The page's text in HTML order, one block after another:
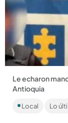
Le echaron
Antioquia
La mujer fue
que le
Local Lo